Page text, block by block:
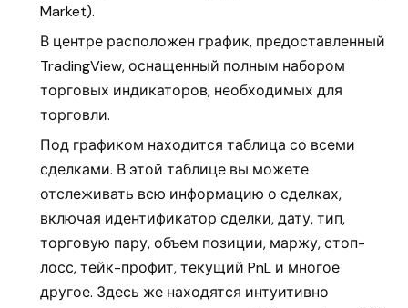
Market).
В центре расположен график, предоставленный
TradingView, оснащенный полным набором
торговых индикаторов, необходимых для
торговли.
Под графиком находится таблица со всеми
сделками. В этой таблице вы можете
отслеживать всю информацию о сделках,
включая идентификатор сделки, дату, тип,
торговую пару, объем позиции, маржу, стоп-
лосс, тейк-профит, текущий PnL и многое
другое. Здесь же находятся интуитивно